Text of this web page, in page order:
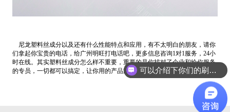
尼龙塑料丝成分以及还有什么性能特点和应用，有不太明白的朋友，请你
们拿起你宝贵的电话，给广州明旺打电话吧，更多信息咨询1对1服务，24小
时在线。其实塑料丝成分怎么样不重要，重要的是你找对了企业和给你服务
的专员，一切都可以搞定，让你用的产品满意，放心才是最好的。
可以介绍下你们的刷丝吗？